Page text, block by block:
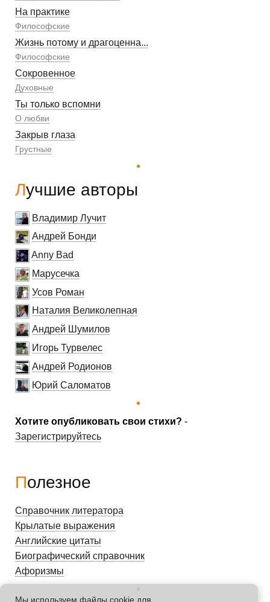
На практике
Философские
Жизнь потому и драгоценна...
Философские
Сокровенное
Духовные
Ты только вспомни
О любви
Закрыв глаза
Грустные
Лучшие авторы
Владимир Лучит
Андрей Бонди
Anny Bad
Марусечка
Усов Роман
Наталия Великолепная
Андрей Шумилов
Игорь Турвелес
Андрей Родионов
Юрий Саломатов
Хотите опубликовать свои стихи? -
Зарегистрируйтесь
Полезное
Справочник литератора
Крылатые выражения
Английские цитаты
Биографический справочник
Афоризмы
Мы используем файлы cookie для